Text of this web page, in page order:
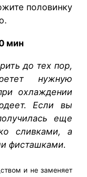
половинку
мин
до тех пор,
нужную
охлаждении
Если вы
еще
сливками, а
фисташками.
и не заменяет